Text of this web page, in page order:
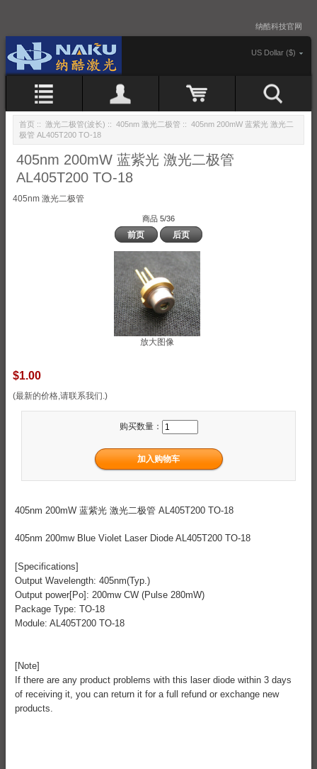
纳酷科技官网
US Dollar ($)
首页 :: 激光二极管(波长) :: 405nm 激光二极管 :: 405nm 200mW 蓝紫光 激光二
极管 AL405T200 TO-18
405nm 200mW 蓝紫光 激光二极管
AL405T200 TO-18
405nm 激光二极管
商品 5/36
前页 后页
放大图像
$1.00
(最新的价格,请联系我们.)
购买数量：
405nm 200mW 蓝紫光 激光二极管 AL405T200 TO-18
405nm 200mw Blue Violet Laser Diode AL405T200 TO-18
[Specifications]
Output Wavelength: 405nm(Typ.)
Output power[Po]: 200mw CW (Pulse 280mW)
Package Type: TO-18
Module: AL405T200 TO-18
[Note]
If there are any product problems with this laser diode within 3 days
of receiving it, you can return it for a full refund or exchange new
products.